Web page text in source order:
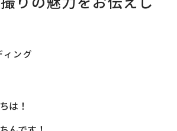
ング
は！